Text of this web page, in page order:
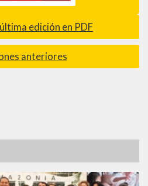
edición en PDF
anteriores